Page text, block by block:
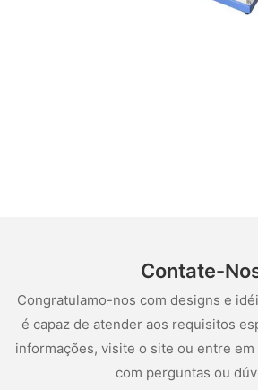
Contate-
Congratulamo-nos com designs e
é capaz de atender aos requisitos
informações, visite o site ou entre
com perguntas ou